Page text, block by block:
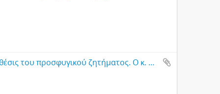
Έντυπο φυλλάδιο με τίτλο: Η πραγματική θέσις του προσφυγικού ζητήματος. Ο κ. Κύρκος μαστιγώνει τους ανίερους εκμεταλευτάς. Μια ιστορική συνεδρίασις της Βουλής, Αθήνα